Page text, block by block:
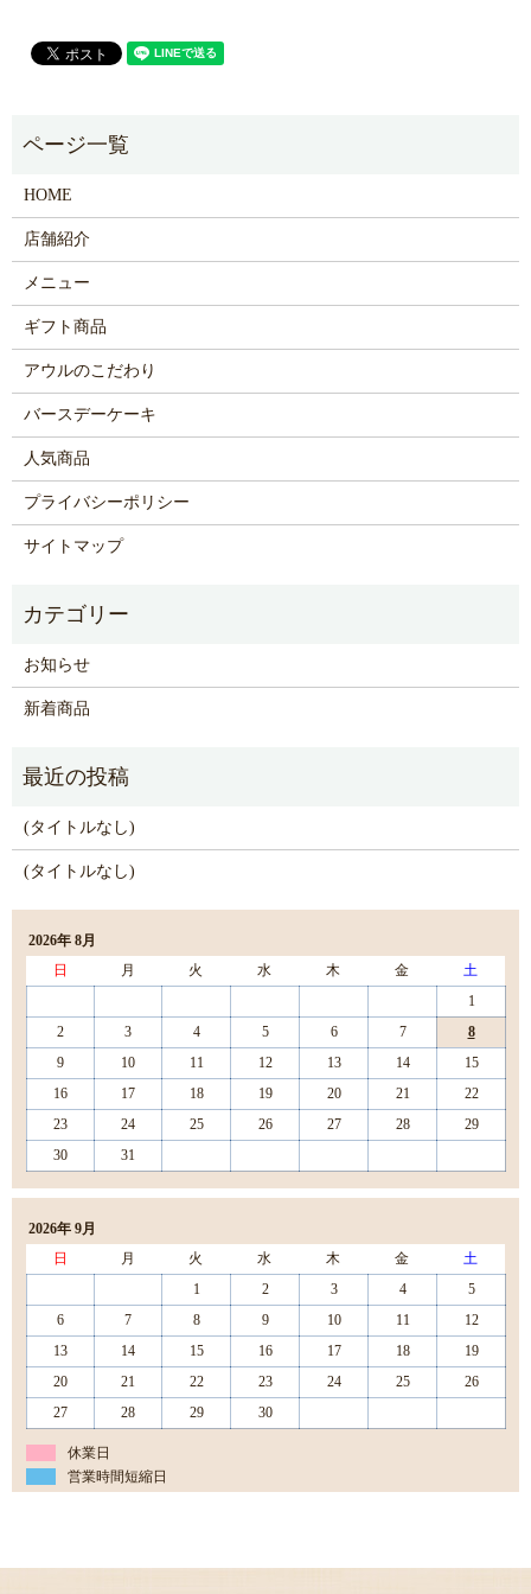
HOME
店舗紹介
メニュー
ギフト商品
アウルのこだわり
バースデーケーキ
人気商品
プライバシーポリシー
サイトマップ
お知らせ
新着商品
(タイトルなし)
(タイトルなし)
2026年 8月
日
月 火 水 木 金
土
1
2
3 4 5 6 7
8
9
10 11 12 13 14
15
16
17 18 19 20 21
22
23
24 25 26 27 28
29
30
31
2026年 9月
日
月 火 水 木 金
土
1
2 3 4
5
6
7 8 9 10 11
12
13
14 15 16 17 18
19
20
21 22 23 24 25
26
27
28 29 30
休業日
営業時間短縮日